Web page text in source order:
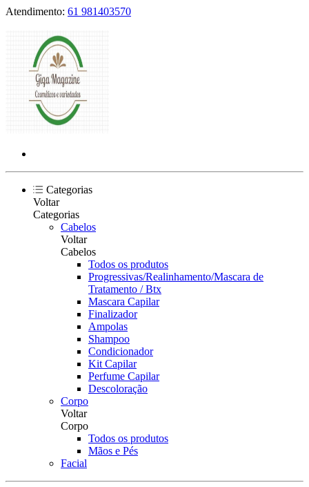
Atendimento: 61 981403570
Categorias
Voltar
Categorias
Cabelos
Voltar
Cabelos
Todos os produtos
Progressivas/Realinhamento/Mascara de
Tratamento / Btx
Mascara Capilar
Finalizador
Ampolas
Shampoo
Condicionador
Kit Capilar
Perfume Capilar
Descoloração
Corpo
Voltar
Corpo
Todos os produtos
Mãos e Pés
Facial